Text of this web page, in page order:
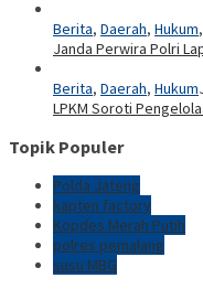
Berita, Daerah, Hukum,
Janda Perwira Polri
Berita, Daerah, Hukum
LPKM Soroti
Topik Populer
Polda Jateng
kapten factory
Kopdes Merah Putih
polres pemalang
susu MBG